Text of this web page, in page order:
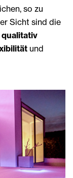
so zu
Sicht sind die
qualitativ
und